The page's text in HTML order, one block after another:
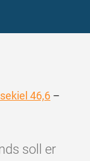
46,6 –
soll er